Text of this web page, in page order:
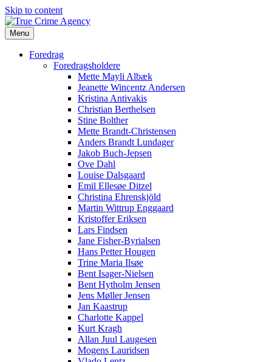
Skip to content
Menu
Foredrag
Foredragsholdere
Mette Mayli Albæk
Jeanette Wincentz Andersen
Kristina Antivakis
Christian Berthelsen
Stine Bolther
Mette Brandt-Christensen
Anders Brandt Lundager
Jakob Buch-Jepsen
Ove Dahl
Louise Dalsgaard
Emil Ellesøe Ditzel
Christina Ehrenskjöld
Martin Wittrup Enggaard
Kristoffer Eriksen
Lars Findsen
Jane Fisher-Byrialsen
Hans Petter Hougen
Trine Maria Ilsøe
Bent Isager-Nielsen
Bent Hytholm Jensen
Jens Møller Jensen
Jan Kaastrup
Charlotte Kappel
Kurt Kragh
Allan Juul Laugesen
Mogens Lauridsen